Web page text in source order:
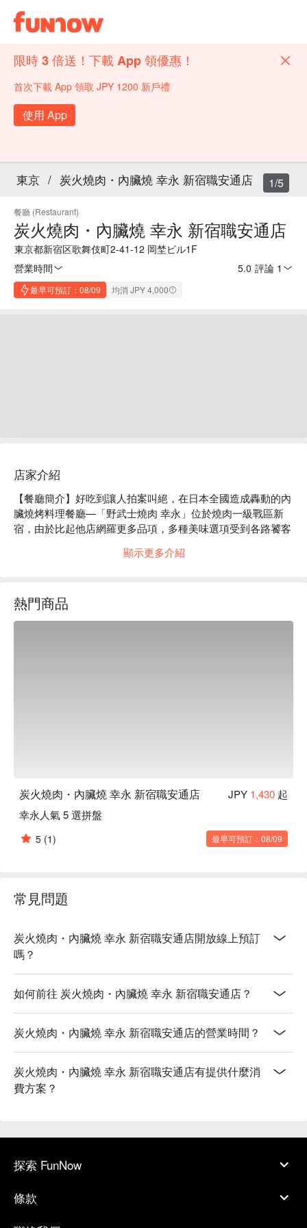
限時 3 倍送！下載 App 領優惠！
首次下載 App 領取 JPY 1200 新戶禮
使用 App
東京 / 炭火燒肉・內臟燒 幸永 新宿職安通店
餐廳 (Restaurant)
炭火燒肉・內臟燒 幸永 新宿職安通店
東京都新宿区歌舞伎町2-41-12 岡埜ビル1F
營業時間
5.0 評論 1
最早可預訂：08/09 均消 JPY 4,000
1/5
店家介紹
【餐廳簡介】好吃到讓人拍案叫絕，在日本全國造成轟動的內
臟燒烤料理餐廳—「野武士燒肉 幸永」位於燒肉一級戰區新
宿，由於比起他店網羅更多品項，多種美味選項受到各路饕客
【絕佳地點】職安通店位在職安通中心地區，容易抵達不易迷
路，且全年無休、每天營業至早上 6 點之外，還是連鎖店中位
顯示更多介紹
熱門商品
炭火燒肉・內臟燒 幸永 新宿職安通店 JPY 1,430 起
幸永人氣 5 選拼盤
5 (1) 最早可預訂：08/09
常見問題
炭火燒肉・內臟燒 幸永 新宿職安通店開放線上預訂
嗎？
如何前往 炭火燒肉・內臟燒 幸永 新宿職安通店？
炭火燒肉・內臟燒 幸永 新宿職安通店的營業時間？
炭火燒肉・內臟燒 幸永 新宿職安通店有提供什麼消
費方案？
探索 FunNow
條款